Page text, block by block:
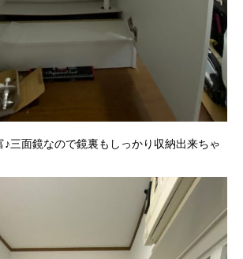
♪三面鏡なので鏡裏もしっかり収納出来ちゃ